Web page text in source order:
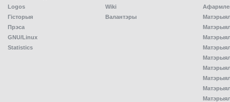
Logos
Гісторыя
Прэса
GNU/Linux
Statistics
Wiki
Валантэры